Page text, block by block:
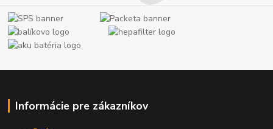
Informácie pre zákazníkov